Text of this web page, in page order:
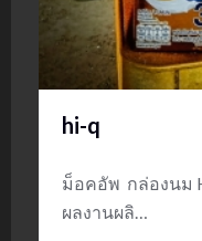
hi-q
ม็อคอัพ กล่องนม
ผลงานผลิ…